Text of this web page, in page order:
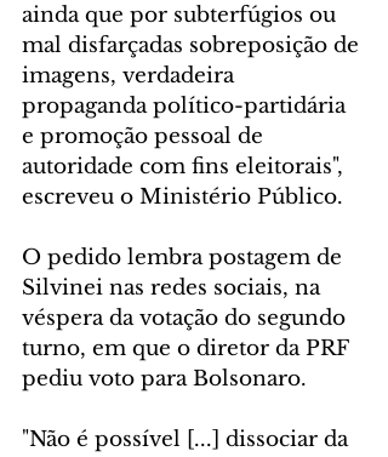
ainda que por subterfúgios ou
mal disfarçadas sobreposição de
imagens, verdadeira
propaganda político-partidária
e promoção pessoal de
autoridade com fins eleitorais",
escreveu o Ministério Público.
O pedido lembra postagem de
Silvinei nas redes sociais, na
véspera da votação do segundo
turno, em que o diretor da PRF
pediu voto para Bolsonaro.
"Não é possível [...] dissociar da